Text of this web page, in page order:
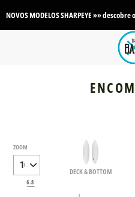
NOVOS MODELOS SHARPEYE »»
ZOOM
DECK & BOTTOM
6.8